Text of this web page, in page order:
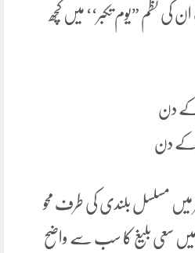
کی نظم ”یوم تکبر‘‘ میں کچھ
کے دن
کے دن
میں مسلسل بلندی کی طرف محو
سعی بلیغ کا سب سے واضح